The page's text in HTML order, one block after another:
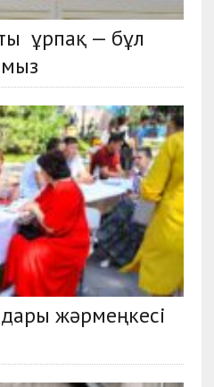
ұрпақ — бұл
жәрмеңкесі